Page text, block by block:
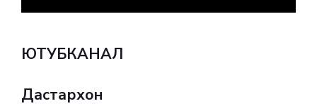
ЮТУБКАНАЛ
Дастархон